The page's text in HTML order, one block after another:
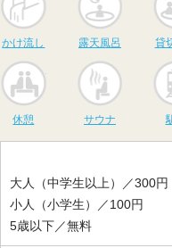
かけ流し 露天風呂 貸
休憩
サウナ
サウナ
大人（中学生以上）／300円
小人（小学生）／100円
5歳以下／無料